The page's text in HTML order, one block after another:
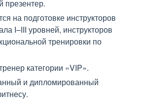
на подготовке инструкторов
І–ІІІ уровней, инструкторов
тренировки по
категории «VIP».
и дипломированный